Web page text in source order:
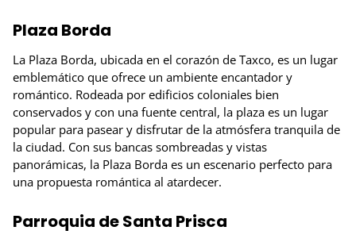
Plaza Borda
La Plaza Borda, ubicada en el corazón de Taxco, es un lugar
emblemático que ofrece un ambiente encantador y
romántico. Rodeada por edificios coloniales bien
conservados y con una fuente central, la plaza es un lugar
popular para pasear y disfrutar de la atmósfera tranquila de
la ciudad. Con sus bancas sombreadas y vistas
panorámicas, la Plaza Borda es un escenario perfecto para
una propuesta romántica al atardecer.
Parroquia de Santa Prisca